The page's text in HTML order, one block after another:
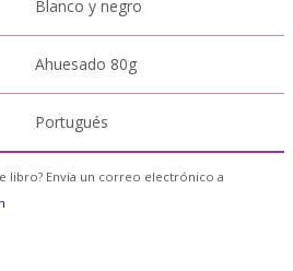
Blanco y negro
Ahuesado 80g
Portugués
libro? Envía un correo electrónico a